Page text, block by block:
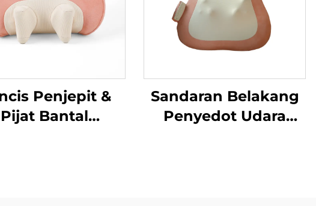
Penjepit &
Pijat Bantal
Sandaran Belakang
Penyedot Udara